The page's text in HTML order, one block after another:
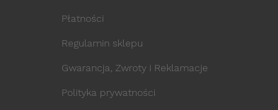
Płatności
Regulamin sklepu
Gwarancja, Zwroty i Reklamacje
Polityka prywatności